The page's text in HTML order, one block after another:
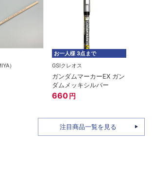
）
お一人様 3点まで
GSIクレオス
ガンダムマーカーEX ガン
ダムメッキシルバー
660 円
注目商品一覧を見る